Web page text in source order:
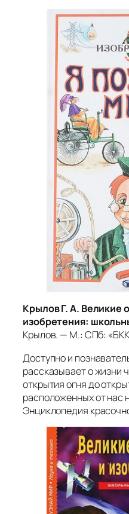
Крылов Г. А. Великие
изобретения:
Крылов. — М.: СПб:
Доступно и
рассказывает о жизни
открытия огня до
расположенных от нас
Энциклопедия